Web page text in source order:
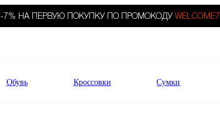
-7% НА ПЕРВУЮ ПОКУПКУ ПО ПРОМОКОДУ WELCOME7.
Обувь Кроссовки Сумки